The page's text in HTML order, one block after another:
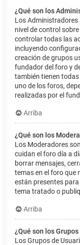
¿Qué son los
Los
nivel de control
controlar todas las
incluyendo
creación de grupos
fundador del foro y
también tienen
uno de los foros,
realizadas por el
Arriba
¿Qué son los
Los Moderadores
cuidan el foro día a
borrar mensajes,
temas en el foro que
están presentes
tema tratado o
Arriba
¿Qué son los
Los Grupos de